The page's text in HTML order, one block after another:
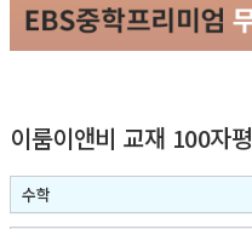
이룸이앤비 교재 100자평